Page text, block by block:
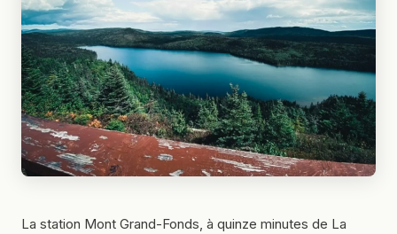
La station Mont Grand-Fonds, à quinze minutes de La